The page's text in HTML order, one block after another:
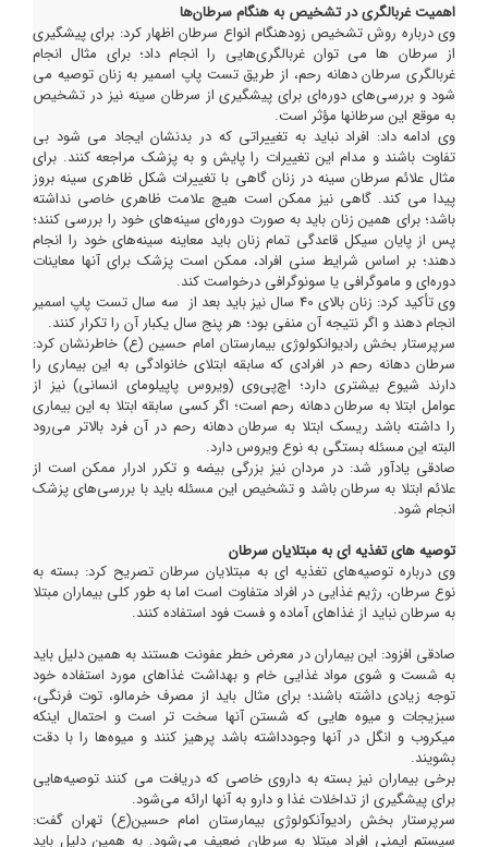
اهمیت غربالگری در تشخیص به هنگام سرطان‌ها
وی درباره روش تشخیص زودهنگام انواع سرطان اظهار کرد: برای پیشگیری
از سرطان ها می توان غربالگری‌هایی را انجام داد؛ برای مثال انجام
غربالگری سرطان دهانه رحم، از طریق تست پاپ اسمیر به زنان توصیه می
شود و بررسی‌های دوره‌ای برای پیشگیری از سرطان سینه نیز در تشخیص
به موقع این سرطانها مؤثر است.
وی ادامه داد: افراد نباید به تغییراتی که در بدنشان ایجاد می شود بی
تفاوت باشند و مدام این تغییرات را پایش و به پزشک مراجعه کنند. برای
مثال علائم سرطان سینه در زنان گاهی با تغییرات شکل ظاهری سینه بروز
پیدا می کند. گاهی نیز ممکن است هیچ علامت ظاهری خاصی نداشته
باشد؛ برای همین زنان باید به صورت دوره‌ای سینه‌های خود را بررسی کنند؛
پس از پایان سیکل قاعدگی تمام زنان باید معاینه سینه‌های خود را انجام
دهند؛ بر اساس شرایط سنی افراد، ممکن است پزشک برای آنها معاینات
دوره‌ای و ماموگرافی یا سونوگرافی درخواست کند.
وی تأکید کرد: زنان بالای 40 سال نیز باید بعد از سه سال تست پاپ اسمیر
انجام دهند و اگر نتیجه آن منفی بود؛ هر پنج سال یکبار آن را تکرار کنند.
سرپرستار بخش رادیوانکولوژی بیمارستان امام حسین (ع) خاطرنشان کرد:
سرطان دهانه رحم در افرادی که سابقه ابتلای خانوادگی به این بیماری را
دارند شیوع بیشتری دارد؛ اچ‌پی‌وی (ویروس پاپیلومای انسانی) نیز از
عوامل ابتلا به سرطان دهانه رحم است؛ اگر کسی سابقه ابتلا به این بیماری
را داشته باشد ریسک ابتلا به سرطان دهانه رحم در آن فرد بالاتر می‌رود
البته این مسئله بستگی به نوع ویروس دارد.
صادقی یادآور شد: در مردان نیز بزرگی بیضه و تکرر ادرار ممکن است از
علائم ابتلا به سرطان باشد و تشخیص این مسئله باید با بررسی‌های پزشک
انجام شود.
توصیه های تغذیه ای به مبتلایان سرطان
وی درباره توصیه‌های تغذیه ای به مبتلایان سرطان تصریح کرد: بسته به
نوع سرطان، رژیم غذایی در افراد متفاوت است اما به طور کلی بیماران مبتلا
به سرطان نباید از غذاهای آماده و فست فود استفاده کنند.
صادقی افزود: این بیماران در معرض خطر عفونت هستند به همین دلیل باید
به شست و شوی مواد غذایی خام و بهداشت غذاهای مورد استفاده خود
توجه زیادی داشته باشند؛ برای مثال باید از مصرف خرمالو، توت فرنگی،
سبزیجات و میوه هایی که شستن آنها سخت تر است و احتمال اینکه
میکروب و انگل در آنها وجودداشته باشد پرهیز کنند و میوه‌ها را با دقت
بشویند.
برخی بیماران نیز بسته به داروی خاصی که دریافت می کنند توصیه‌هایی
برای پیشگیری از تداخلات غذا و دارو به آنها ارائه می‌شود.
سرپرستار بخش رادیوآنکولوژی بیمارستان امام حسین(ع) تهران گفت:
سیستم ایمنی افراد مبتلا به سرطان ضعیف می‌شود. به همین دلیل باید